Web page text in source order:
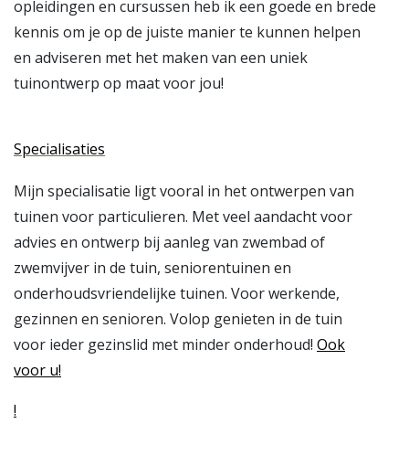
opleidingen en cursussen heb ik een goede en brede
kennis om je op de juiste manier te kunnen helpen
en adviseren met het maken van een uniek
tuinontwerp op maat voor jou!
Specialisaties
Mijn specialisatie ligt vooral in het ontwerpen van
tuinen voor particulieren. Met veel aandacht voor
advies en ontwerp bij aanleg van zwembad of
zwemvijver in de tuin, seniorentuinen en
onderhoudsvriendelijke tuinen. Voor werkende,
gezinnen en senioren. Volop genieten in de tuin
voor ieder gezinslid met minder onderhoud! Ook
voor u!
!